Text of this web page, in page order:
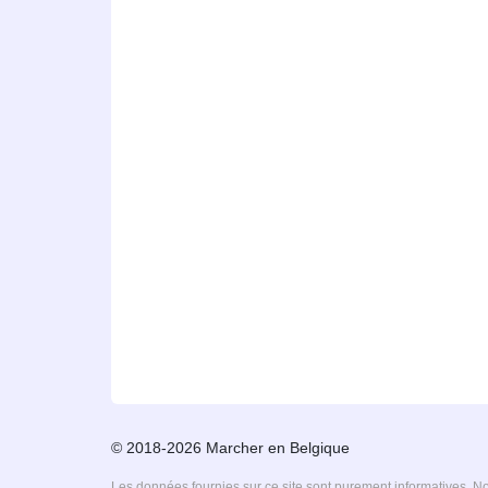
© 2018-2026 Marcher en Belgique